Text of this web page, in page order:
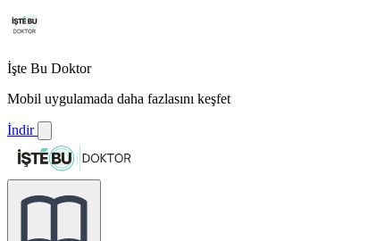
İşte Bu Doktor
Mobil uygulamada daha fazlasını keşfet
İndir